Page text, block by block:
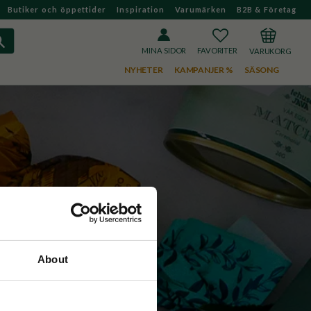
About
Butiker och öppettider Inspiration Varumärken B2B & Företag
MINA SIDOR
FAVORITERKUNDVAGN
NYHETER KAMPANJER % SÄSONG